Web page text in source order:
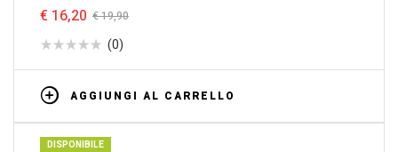
€19,90
€ 16,20
(0)
AGGIUNGI AL CARRELLO
DISPONIBILE